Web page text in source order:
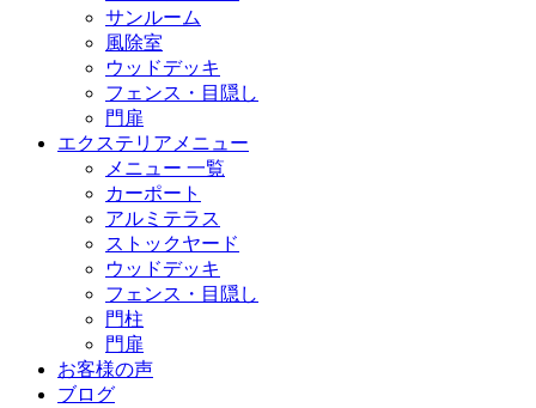
サンルーム
風除室
ウッドデッキ
フェンス・目隠し
門扉
エクステリアメニュー
メニュー 一覧
カーポート
アルミテラス
ストックヤード
ウッドデッキ
フェンス・目隠し
門柱
門扉
お客様の声
ブログ